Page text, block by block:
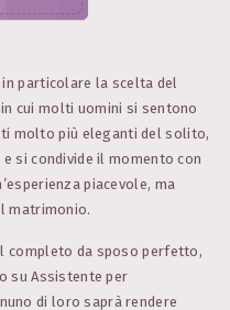
particolare la scelta del
cui molti uomini si sentono
molto più eleganti del solito,
si condivide il momento con
piacevole, ma
matrimonio.
completo da sposo perfetto,
su Assistente per
di loro saprà rendere